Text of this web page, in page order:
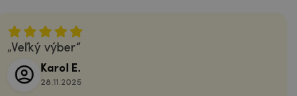
Veľký výber
Karol E.
28.11.2025